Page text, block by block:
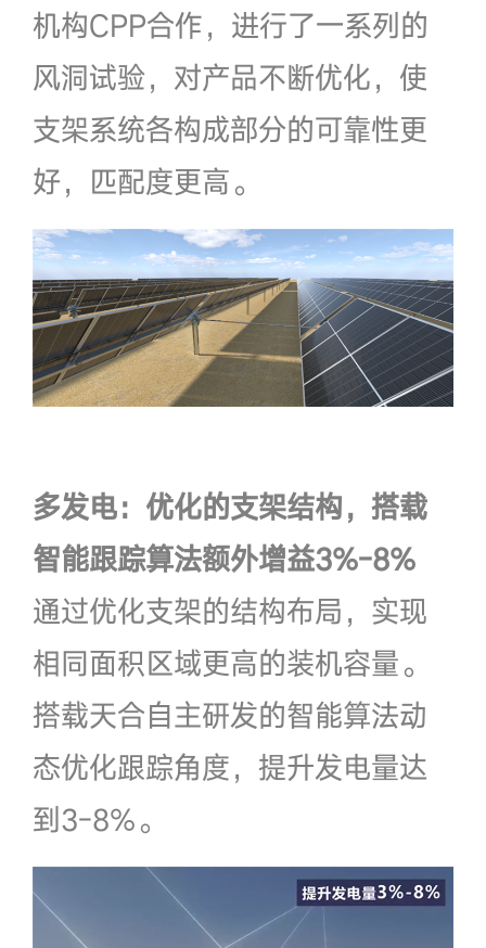
机构CPP合作，进行了一系列的
风洞试验，对产品不断优化，使
支架系统各构成部分的可靠性更
好，匹配度更高。
多发电：优化的支架结构，搭载
智能跟踪算法额外增益3%-8%
通过优化支架的结构布局，实现
相同面积区域更高的装机容量。
搭载天合自主研发的智能算法动
态优化跟踪角度，提升发电量达
到3-8%。